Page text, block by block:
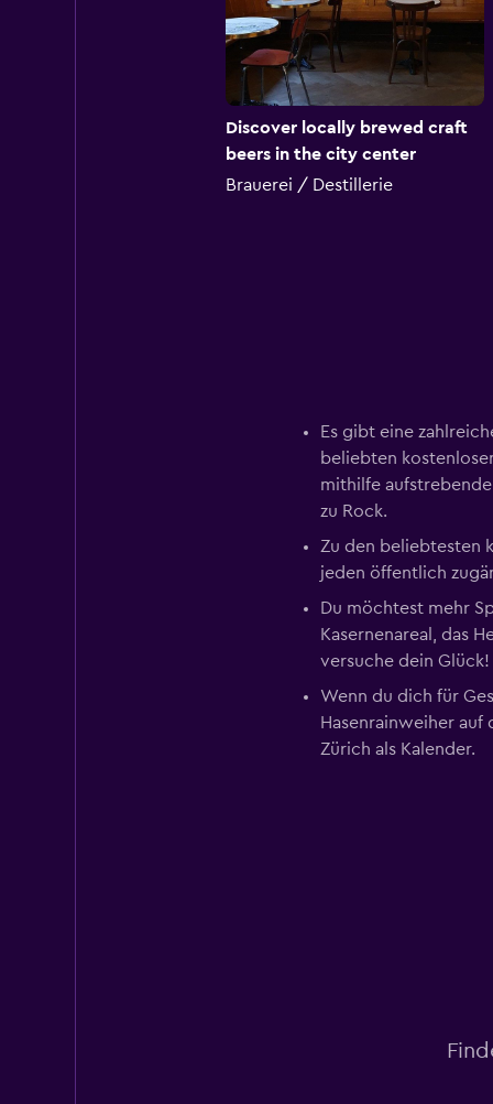
Discover locally brewed craft
beers in the city center
Brauerei / Destillerie
Es gibt eine
beliebten
mithilfe
zu Rock.
Zu den beliebtesten
jeden öffentlich
Du möchtest mehr
Kasernenareal, das
versuche dein Glück!
Wenn du dich für
Hasenrainweiher
Zürich als Kalender.